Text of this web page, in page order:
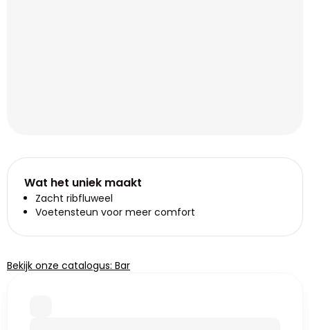
Wat het uniek maakt
Zacht ribfluweel
Voetensteun voor meer comfort
Bekijk onze catalogus: Bar